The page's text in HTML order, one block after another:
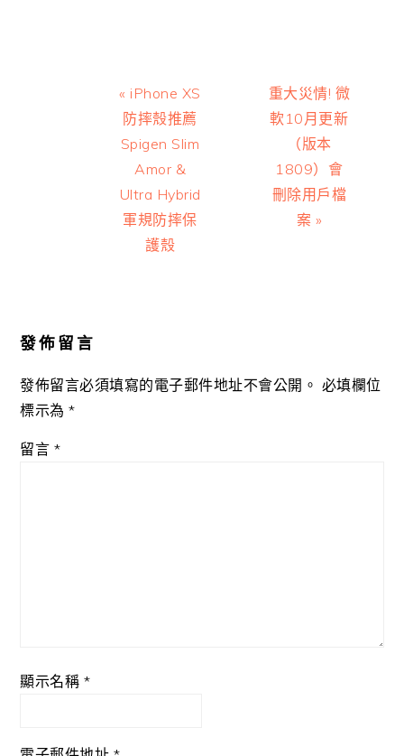
Previous
Post:
« iPhone XS
防摔殼推薦
Spigen Slim
Amor &
Ultra Hybrid
軍規防摔保
護殼
Next
Post:
重大災情! 微
軟10月更新
（版本
1809）會
刪除用戶檔
案 »
發佈留言
發佈留言必須填寫的電子郵件地址不會公開。 必填欄位
標示為*
留言 *
顯示名稱 *